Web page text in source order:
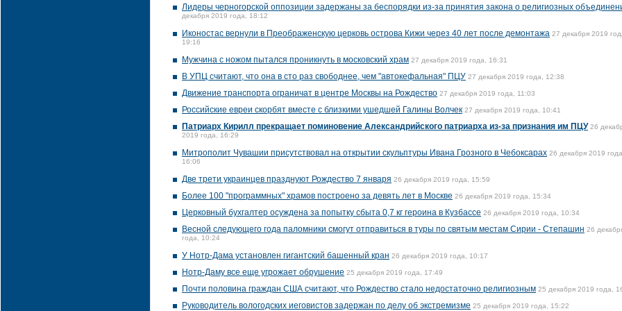
Лидеры черногорской оппозиции задержаны за беспорядки из-за принятия закона о религиозных
декабря 2019 года, 18:12
Иконостас вернули в Преображенскую церковь острова Кижи через 40 лет после демонтажа 27 декабря 2019
19:16
Мужчина с ножом пытался проникнуть в московский храм 27 декабря 2019 года, 16:31
В УПЦ считают, что она в сто раз свободнее, чем "автокефальная" ПЦУ 27 декабря 2019 года, 12:38
Движение транспорта ограничат в центре Москвы на Рождество 27 декабря 2019 года, 11:03
Российские евреи скорбят вместе с близкими ушедшей Галины Волчек 27 декабря 2019 года, 10:41
Патриарх Кирилл прекращает поминовение Александрийского патриарха из-за признания им ПЦУ 26
2019 года, 16:29
Митрополит Чувашии присутствовал на открытии скульптуры Ивана Грозного в Чебоксарах 26 декабря 2019 года,
16:06
Две трети украинцев празднуют Рождество 7 января 26 декабря 2019 года, 15:59
Более 100 "программных" храмов построено за девять лет в Москве 26 декабря 2019 года, 15:34
Церковный бухгалтер осуждена за попытку сбыта 0,7 кг героина в Кузбассе 26 декабря 2019 года, 10:34
Весной следующего года паломники смогут отправиться в туры по святым местам Сирии - Степашин 26
года, 10:24
У Нотр-Дама установлен гигантский башенный кран 26 декабря 2019 года, 10:17
Нотр-Даму все еще угрожает обрушение 25 декабря 2019 года, 17:49
Почти половина граждан США считают, что Рождество стало недостаточно религиозным 25 декабря 2019 года,
Руководитель вологодских иеговистов задержан по делу об экстремизме 25 декабря 2019 года, 15:22